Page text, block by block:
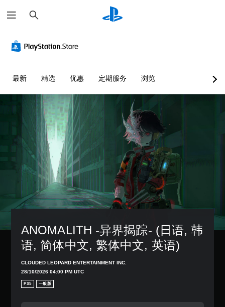
索
最新 精选 优惠 定期服务 浏览
ANOMALITH -异界揭踪- (日语, 韩
语, 简体中文, 繁体中文, 英语)
CLOUDED LEOPARD ENTERTAINMENT INC.
28/10/2026 04:00 PM UTC
PS5 一般版